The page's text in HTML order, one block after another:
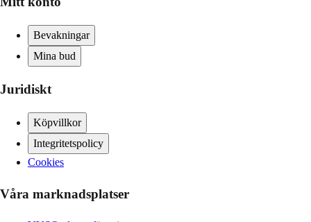
Bevakningar
Mina bud
Juridiskt
Köpvillkor
Integritetspolicy
Cookies
Våra marknadsplatser